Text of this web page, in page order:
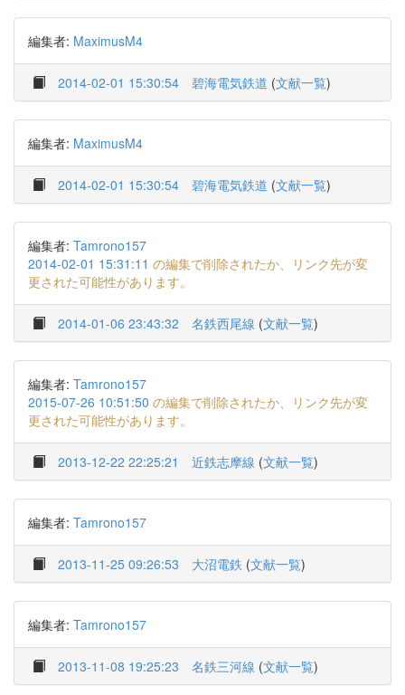
編集者: MaximusM4
2014-02-01 15:30:54 碧海電気鉄道 (文献一覧)
編集者: MaximusM4
2014-02-01 15:30:54 碧海電気鉄道 (文献一覧)
編集者: Tamrono157
2014-02-01 15:31:11 の編集で削除されたか、リンク先が変
更された可能性があります。
2014-01-06 23:43:32 名鉄西尾線 (文献一覧)
編集者: Tamrono157
2015-07-26 10:51:50 の編集で削除されたか、リンク先が変
更された可能性があります。
2013-12-22 22:25:21 近鉄志摩線 (文献一覧)
編集者: Tamrono157
2013-11-25 09:26:53 大沼電鉄 (文献一覧)
編集者: Tamrono157
2013-11-08 19:25:23 名鉄三河線 (文献一覧)